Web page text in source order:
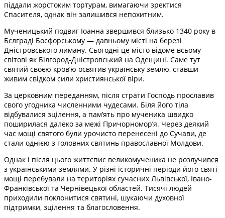
піддали жорстоким тортурам, вимагаючи зректися
Спасителя, однак він залишився непохитним.
Мученицький подвиг Іоанна звершився близько 1340 року в
Бєлграді Босфорському — давньому місті на березі
Дністровського лиману. Сьогодні це місто відоме всьому
світові як Білгород-Дністровський на Одещині. Саме тут
святий своєю кров’ю освятив українську землю, ставши
живим свідком сили християнської віри.
За церковним переданням, після страти Господь прославив
свого угодника численними чудесами. Біля його тіла
відбувалися зцілення, а пам’ять про мученика швидко
поширилася далеко за межі Причорномор’я. Через деякий
час мощі святого були урочисто перенесені до Сучави, де
стали однією з головних святинь православної Молдови.
Однак і після цього життєпис великомученика не розлучився
з українськими землями. У різні історичні періоди його святі
мощі перебували на територіях сучасних Львівської, Івано-
Франківської та Чернівецької областей. Тисячі людей
приходили поклонитися святині, шукаючи духовної
підтримки, зцілення та благословення.